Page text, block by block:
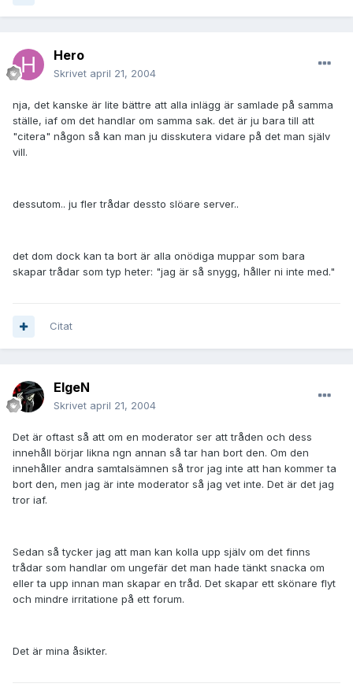
Hero
Skrivet april 21, 2004
nja, det kanske är lite bättre att alla inlägg är samlade på samma
ställe, iaf om det handlar om samma sak. det är ju bara till att
"citera" någon så kan man ju disskutera vidare på det man själv
vill.
dessutom.. ju fler trådar dessto slöare server..
det dom dock kan ta bort är alla onödiga muppar som bara
skapar trådar som typ heter: "jag är så snygg, håller ni inte med."
Citat
ElgeN
Skrivet april 21, 2004
Det är oftast så att om en moderator ser att tråden och dess
innehåll börjar likna ngn annan så tar han bort den. Om den
innehåller andra samtalsämnen så tror jag inte att han kommer ta
bort den, men jag är inte moderator så jag vet inte. Det är det jag
tror iaf.
Sedan så tycker jag att man kan kolla upp själv om det finns
trådar som handlar om ungefär det man hade tänkt snacka om
eller ta upp innan man skapar en tråd. Det skapar ett skönare flyt
och mindre irritatione på ett forum.
Det är mina åsikter.